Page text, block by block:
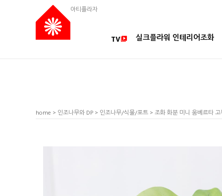
아티플라자
TV 실크플라워 인테리어조화
home > 인조나무와 DP > 인조나무/식물/포트 > 조화 화분 미니 움베르타